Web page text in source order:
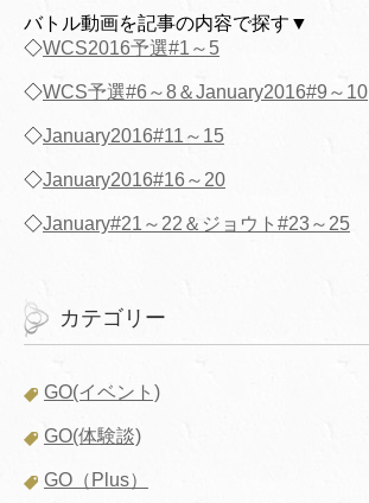
バトル動画を記事の内容で探す▼
◇WCS2016予選#1～5
◇WCS予選#6～8＆January2016#9～10
◇January2016#11～15
◇January2016#16～20
◇January#21～22＆ジョウト#23～25
カテゴリー
GO(イベント)
GO(体験談)
GO（Plus）